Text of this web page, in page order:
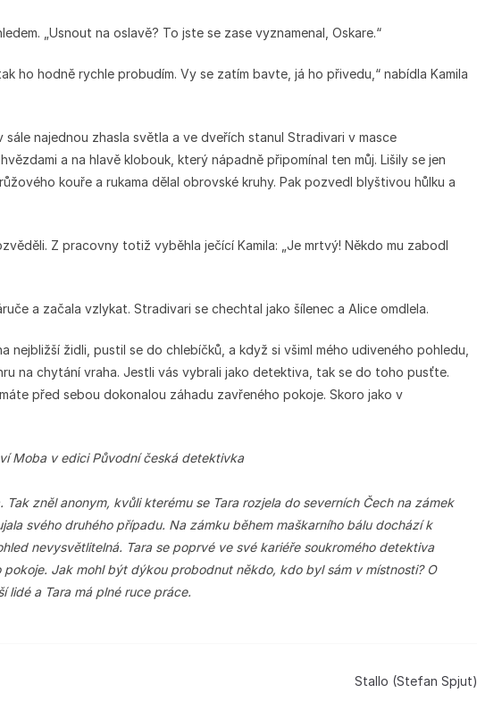
„Usnout na oslavě? To jste se zase vyznamenal, Oskare.“
ho hodně rychle probudím. Vy se zatím bavte, já ho přivedu,“ nabídla Kamila
najednou zhasla světla a ve dveřích stanul Stradivari v masce
a na hlavě klobouk, který nápadně připomínal ten můj. Lišily se jen
kouře a rukama dělal obrovské kruhy. Pak pozvedl blyštivou hůlku a
Z pracovny totiž vyběhla ječící Kamila: „Je mrtvý! Někdo mu zabodl
a začala vzlykat. Stradivari se chechtal jako šílenec a Alice omdlela.
nejbližší židli, pustil se do chlebíčků, a když si všiml mého udiveného pohledu,
na chytání vraha. Jestli vás vybrali jako detektiva, tak se do toho pusťte.
před sebou dokonalou záhadu zavřeného pokoje. Skoro jako v
Moba v edici Původní česká detektivka
Tak zněl anonym, kvůli kterému se Tara rozjela do severních Čech na zámek
svého druhého případu. Na zámku během maškarního bálu dochází k
nevysvětlitelná. Tara se poprvé ve své kariéře soukromého detektiva
Jak mohl být dýkou probodnut někdo, kdo byl sám v místnosti? O
lidé a Tara má plné ruce práce.
Stallo (Stefan Spjut)